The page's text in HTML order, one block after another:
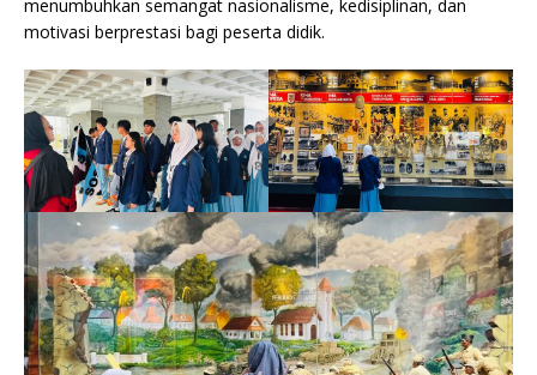
menumbuhkan semangat nasionalisme, kedisiplinan, dan
motivasi berprestasi bagi peserta didik.